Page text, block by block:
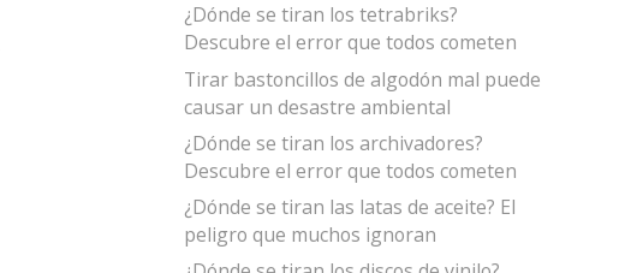
¿Dónde se tiran los tetrabriks?
Descubre el error que todos cometen
Tirar bastoncillos de algodón mal puede
causar un desastre ambiental
¿Dónde se tiran los archivadores?
Descubre el error que todos cometen
¿Dónde se tiran las latas de aceite? El
peligro que muchos ignoran